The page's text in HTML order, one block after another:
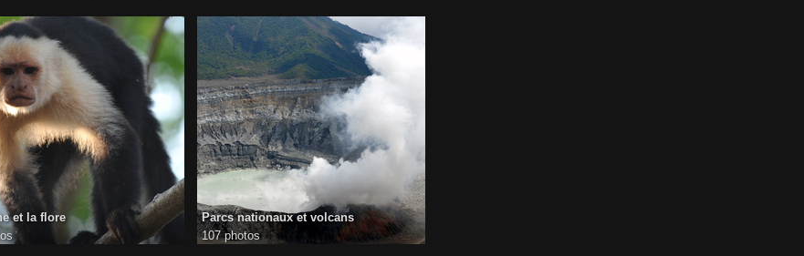
et la flore
Parcs nationaux et volcans
107 photos